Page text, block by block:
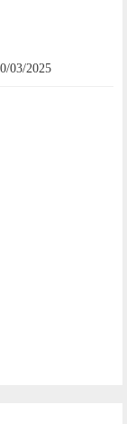
03/2025